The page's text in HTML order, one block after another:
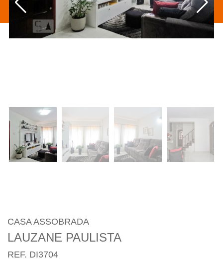
CASA ASSOBRADA
LAUZANE PAULISTA
REF. DI3704